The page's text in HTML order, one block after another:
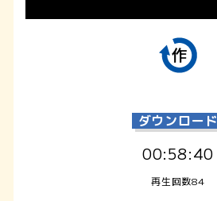
ダウンロード
00:58:40
再生回数84